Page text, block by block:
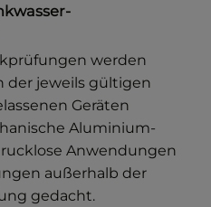
werden
der jeweils gültigen
Geräten
Aluminium-
Anwendungen
außerhalb der
gedacht.